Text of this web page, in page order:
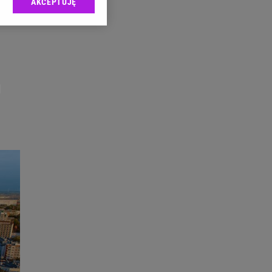
sp. z o.o., jej
danych poprzez
Zmiana ustawień
celów identyfikacji.
reklam i treści,